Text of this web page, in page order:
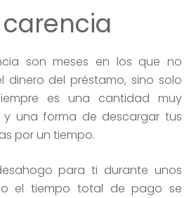
son meses en los que no
dinero del préstamo, sino solo
es una cantidad muy
y una forma de descargar tus
por un tiempo.
para ti durante unos
el tiempo total de pago se